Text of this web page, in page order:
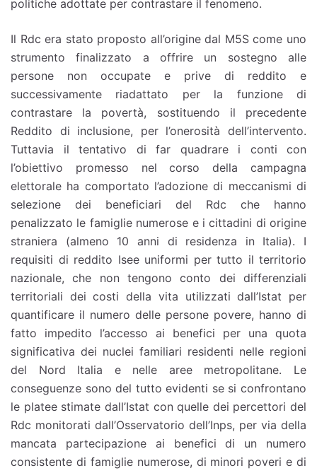
politiche adottate per contrastare il fenomeno.
Il Rdc era stato proposto all’origine dal M5S come uno
strumento finalizzato a offrire un sostegno alle
persone non occupate e prive di reddito e
successivamente riadattato per la funzione di
contrastare la povertà, sostituendo il precedente
Reddito di inclusione, per l’onerosità dell’intervento.
Tuttavia il tentativo di far quadrare i conti con
l’obiettivo promesso nel corso della campagna
elettorale ha comportato l’adozione di meccanismi di
selezione dei beneficiari del Rdc che hanno
penalizzato le famiglie numerose e i cittadini di origine
straniera (almeno 10 anni di residenza in Italia). I
requisiti di reddito Isee uniformi per tutto il territorio
nazionale, che non tengono conto dei differenziali
territoriali dei costi della vita utilizzati dall’Istat per
quantificare il numero delle persone povere, hanno di
fatto impedito l’accesso ai benefici per una quota
significativa dei nuclei familiari residenti nelle regioni
del Nord Italia e nelle aree metropolitane. Le
conseguenze sono del tutto evidenti se si confrontano
le platee stimate dall’Istat con quelle dei percettori del
Rdc monitorati dall’Osservatorio dell’Inps, per via della
mancata partecipazione ai benefici di un numero
consistente di famiglie numerose, di minori poveri e di